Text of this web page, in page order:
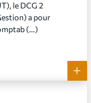
le DCG 2
a pour
(...)
+